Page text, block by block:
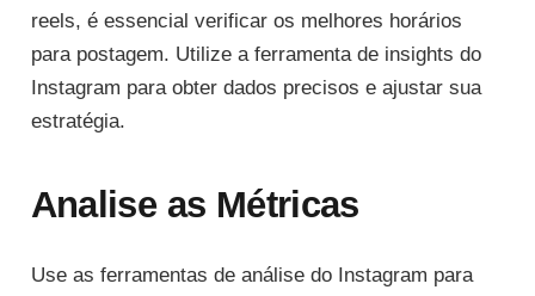
reels, é essencial verificar os melhores horários
para postagem. Utilize a ferramenta de insights do
Instagram para obter dados precisos e ajustar sua
estratégia.
Analise as Métricas
Use as ferramentas de análise do Instagram para